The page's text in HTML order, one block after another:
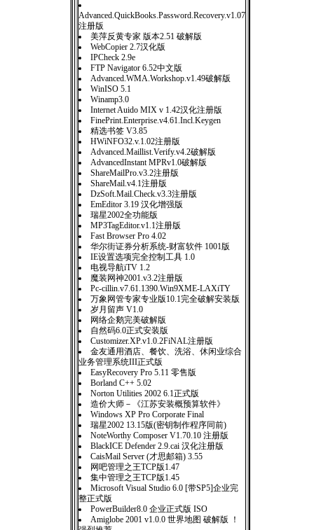
Advanced.QuickBooks.Password.Recovery.v1.07
注册版
美萍反黄专家 版本2.51 破解版
WebCopier 2.7汉化版
IPCheck 2.9e
FTP Navigator 6.52中文版
Advanced.WMA.Workshop.v1.49破解版
WinISO 5.1
Winamp3.0
Internet Auido MIX v 1.42汉化注册版
FinePrint.Enterprise.v4.61.Incl.Keygen
精选书签 V3.85
HWiNFO32.v.1.02注册版
Advanced.Maillist.Verify.v4.2破解版
AdvancedInstant MPRv1.0破解版
ShareMailPro.v3.2注册版
ShareMail.v4.1注册版
DzSoft.Mail.Check.v3.3注册版
EmEditor 3.19 汉化增强版
瑞星2002全功能版
MP3TagEditor.v1.1注册版
Fast Browser Pro 4.02
华尔街证券分析系统-财富软件 1001版
IE设置选项完全控制工具 1.0
电视导航iTV 1.2
魔装网神2001.v3.2注册版
Pc-cillin.v7.61.1390.Win9XME-LAXiTY
万象网管专家专业版10.1完全破解安装版
岁月留声 V1.0
网络企鹅完美破解版
自然码6.0正式安装版
Customizer.XP.v1.0.2FiNAL注册版
金友通用酒店、餐饮、洗浴、休闲业综合
业务管理系统III正式版
EasyRecovery Pro 5.11 零售版
Borland C++ 5.02
Norton Utilities 2002 6.1正式版
造价大师－《江苏安装概预算软件》
Windows XP Pro Corporate Final
瑞星2002 13.15版(密钥制作程序同前)
NoteWorthy Composer V1.70.10 注册版
BlackICE Defender 2.9.cai 汉化注册版
CaisMail Server (才思邮箱) 3.55
网吧管理之王TCP版1.47
集中管理之王TCP版1.45
Microsoft Visual Studio 6.0 [带SP5]企业完
整正式版
PowerBuilder8.0 企业正式版 ISO
Amiglobe 2001 v1.0.0 世界地图 破解版 ！